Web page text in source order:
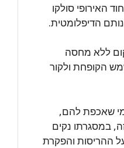
האירופי סולקו
הדיפלומטית.
ללא מחסה
הקופחת ולקור
מי שאכפת להם,
במסגרתו נקים
ההריסות והפקרת